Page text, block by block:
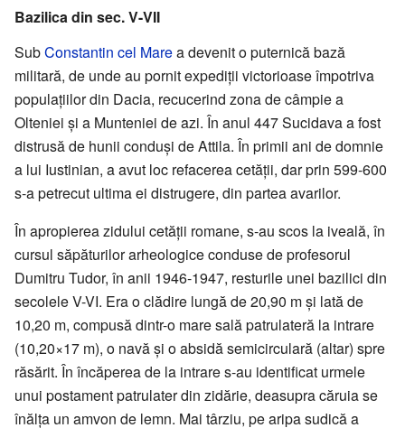
Bazilica din sec. V-VII
SubConstantin cel Marea devenit o puternică bază
militară, de unde au pornit expediții victorioase împotriva
populațiilor din Dacia, recucerind zona de câmpie a
Olteniei și a Munteniei de azi. În anul 447 Sucidava a fost
distrusă de hunii conduși de Attila. În primii ani de domnie
a lui Iustinian, a avut loc refacerea cetății, dar prin 599-600
s-a petrecut ultima ei distrugere, din partea avarilor.
În apropierea zidului cetății romane, s-au scos la iveală, în
cursul săpăturilor arheologice conduse de profesorul
Dumitru Tudor, în anii 1946-1947, resturile unei bazilici din
secolele V-VI. Era o clădire lungă de 20,90 m și lată de
10,20 m, compusă dintr-o mare sală patrulateră la intrare
(10,20×17 m), o navă și o absidă semicirculară (altar) spre
răsărit. În încăperea de la intrare s-au identificat urmele
unui postament patrulater din zidărie, deasupra căruia se
înălța un amvon de lemn. Mai târziu, pe aripa sudică a